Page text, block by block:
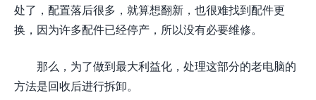
处了，配置落后很多，就算想翻新，也很难找到配件更
换，因为许多配件已经停产，所以没有必要维修。
那么，为了做到最大利益化，处理这部分的老电脑的
方法是回收后进行拆卸。